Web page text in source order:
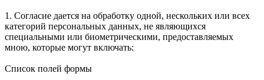
1. Согласие дается на обработку одной, нескольких или всех
категорий персональных данных, не являющихся
специальными или биометрическими, предоставляемых
мною, которые могут включать:
Список полей формы